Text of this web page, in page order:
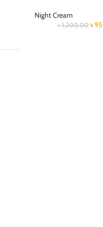
Night Cream
৳1,200.00 ৳